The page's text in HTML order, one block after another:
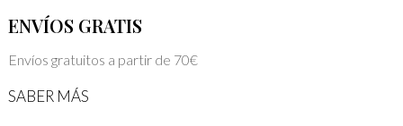
ENVÍOS GRATIS
Envíos gratuitos a partir de 70€
SABER MÁS